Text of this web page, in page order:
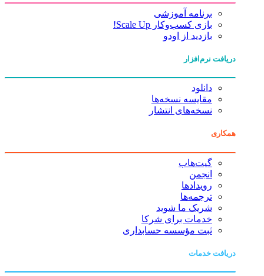
برنامه آموزشی
بازی کسب‌وکار Scale Up!
بازدید از اودو
دریافت نرم‌افزار
دانلود
مقایسه نسخه‌ها
نسخه‌های انتشار
همکاری
گیت‌هاب
انجمن
رویدادها
ترجمه‌ها
شریک ما شوید
خدمات برای شرکا
ثبت مؤسسه حسابداری
دریافت خدمات